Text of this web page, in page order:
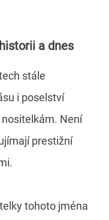
a dnes
stále
i poselství
Není
prestižní
tohoto jména